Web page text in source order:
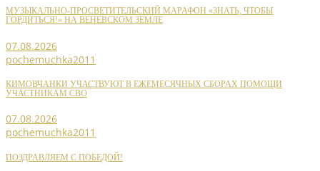
МУЗЫКАЛЬНО-ПРОСВЕТИТЕЛЬСКИЙ МАРАФОН «ЗНАТЬ, ЧТОБЫ
ГОРДИТЬСЯ!» НА ВЕНЕВСКОМ ЗЕМЛЕ
07.08.2026
pochemuchka2011
КИМОВЧАНКИ УЧАСТВУЮТ В ЕЖЕМЕСЯЧНЫХ СБОРАХ ПОМОЩИ
УЧАСТНИКАМ СВО
07.08.2026
pochemuchka2011
ПОЗДРАВЛЯЕМ С ПОБЕДОЙ!